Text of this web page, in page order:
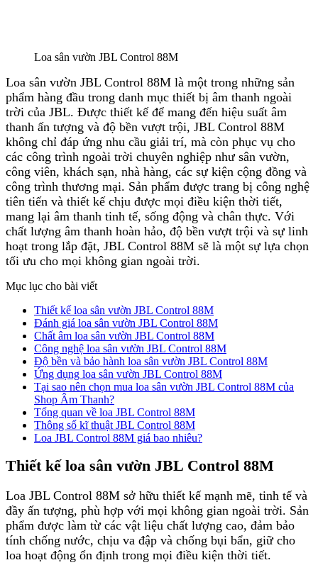
Loa sân vườn JBL Control 88M
Loa sân vườn JBL Control 88M là một trong những sản
phẩm hàng đầu trong danh mục thiết bị âm thanh ngoài
trời của JBL. Được thiết kế để mang đến hiệu suất âm
thanh ấn tượng và độ bền vượt trội, JBL Control 88M
không chỉ đáp ứng nhu cầu giải trí, mà còn phục vụ cho
các công trình ngoài trời chuyên nghiệp như sân vườn,
công viên, khách sạn, nhà hàng, các sự kiện cộng đồng và
công trình thương mại. Sản phẩm được trang bị công nghệ
tiên tiến và thiết kế chịu được mọi điều kiện thời tiết,
mang lại âm thanh tinh tế, sống động và chân thực. Với
chất lượng âm thanh hoàn hảo, độ bền vượt trội và sự linh
hoạt trong lắp đặt, JBL Control 88M sẽ là một sự lựa chọn
tối ưu cho mọi không gian ngoài trời.
Mục lục cho bài viết
Thiết kế loa sân vườn JBL Control 88M
Đánh giá loa sân vườn JBL Control 88M
Chất âm loa sân vườn JBL Control 88M
Công nghệ loa sân vườn JBL Control 88M
Độ bền và bảo hành loa sân vườn JBL Control 88M
Ứng dụng loa sân vườn JBL Control 88M
Tại sao nên chọn mua loa sân vườn JBL Control 88M của
Shop Âm Thanh?
Tổng quan về loa JBL Control 88M
Thông số kĩ thuật JBL Control 88M
Loa JBL Control 88M giá bao nhiêu?
Thiết kế loa sân vườn JBL Control 88M
Loa JBL Control 88M sở hữu thiết kế mạnh mẽ, tinh tế và
đầy ấn tượng, phù hợp với mọi không gian ngoài trời. Sản
phẩm được làm từ các vật liệu chất lượng cao, đảm bảo
tính chống nước, chịu va đập và chống bụi bẩn, giữ cho
loa hoạt động ổn định trong mọi điều kiện thời tiết.